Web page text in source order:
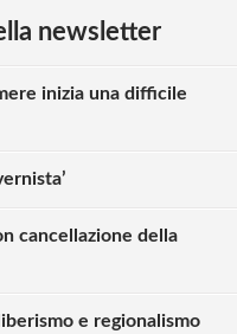
newsletter
inizia una difficile
cancellazione della
e regionalismo